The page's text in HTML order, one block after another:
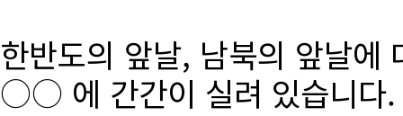
한반도의 앞날, 남북의 앞날에
○○ 에 간간이 실려 있습니다.